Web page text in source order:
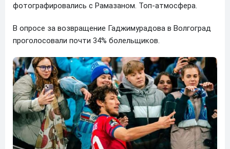
фотографировались с Рамазаном. Топ-атмосфера.
В опросе за возвращение Гаджимурадова в Волгоград
проголосовали почти 34% болельщиков.